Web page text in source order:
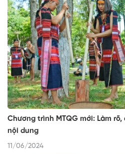
Chương trình MTQG mới: Làm
nội dung
11/06/2024